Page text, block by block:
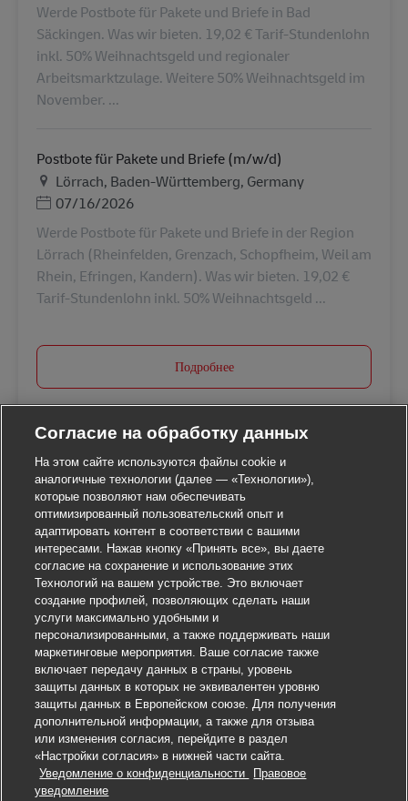
Откликнуться на вакансию
Werde Postbote für Pakete und Briefe in Bad
Säckingen. Was wir bieten. 19,02 € Tarif-Stundenlohn
inkl. 50% Weihnachtsgeld und regionaler
Arbeitsmarktzulage. Weitere 50% Weihnachtsgeld im
November. ...
Postbote für Pakete und Briefe (m/w/d)
Местоположение
Lörrach, Baden-Württemberg, Germany
Дата публикации
07/16/2026
Werde Postbote für Pakete und Briefe in der Region
Lörrach (Rheinfelden, Grenzach, Schopfheim, Weil am
Rhein, Efringen, Kandern). Was wir bieten. 19,02 €
Tarif-Stundenlohn inkl. 50% Weihnachtsgeld ...
Подробнее
Согласие на обработку данных
На этом сайте используются файлы cookie и
аналогичные технологии (далее — «Технологии»),
которые позволяют нам обеспечивать
оптимизированный пользовательский опыт и
адаптировать контент в соответствии с вашими
интересами. Нажав кнопку «Принять все», вы даете
согласие на сохранение и использование этих
Технологий на вашем устройстве. Это включает
создание профилей, позволяющих сделать наши
услуги максимально удобными и
персонализированными, а также поддерживать наши
маркетинговые мероприятия. Ваше согласие также
включает передачу данных в страны, уровень
защиты данных в которых не эквивалентен уровню
защиты данных в Европейском союзе. Для получения
дополнительной информации, а также для отзыва
или изменения согласия, перейдите в раздел
«Настройки согласия» в нижней части сайта.
Уведомление о конфиденциальности
Правовое
уведомление